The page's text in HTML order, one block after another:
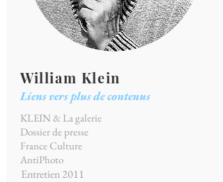
William Klein
Liens vers plus de contenus
KLEIN & La galerie
Dossier de presse
France Culture
AntiPhoto
Entretien 2011